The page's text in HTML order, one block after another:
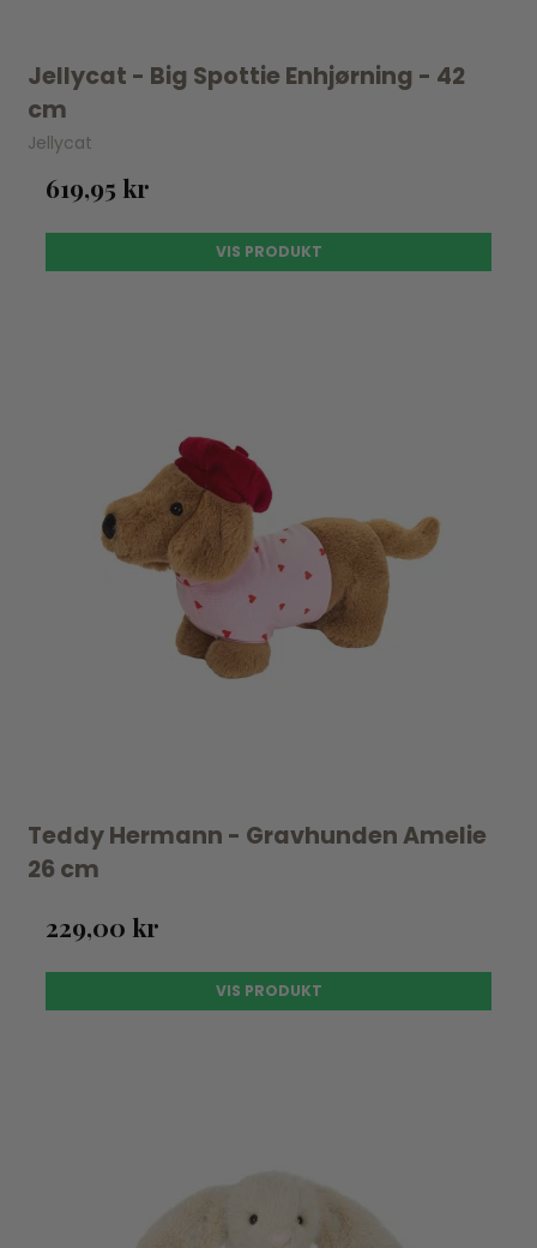
Jellycat - Big Spottie Enhjørning - 42
cm
Jellycat
619,95 kr
VIS PRODUKT
Teddy Hermann - Gravhunden Amelie
26 cm
229,00 kr
VIS PRODUKT